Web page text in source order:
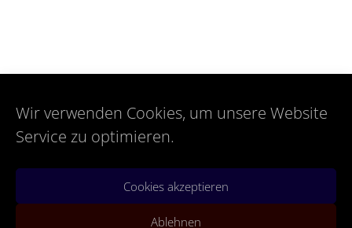
Wir verwenden Cookies, um unsere Website
Service zu optimieren.
Cookies akzeptieren
Ablehnen